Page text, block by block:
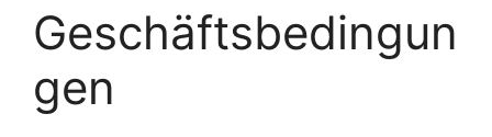
Geschäftsbedingun
gen